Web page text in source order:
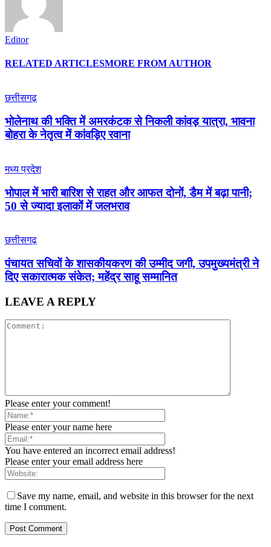
Editor
RELATED ARTICLESMORE FROM AUTHOR
छत्तीसगढ़
भोलेनाथ की भक्ति में अमरकंटक से निकली कांवड़ यात्रा, भावना
बोहरा के नेतृत्व में कांवड़िए रवाना
मध्य प्रदेश
भोपाल में भारी बारिश से राहत और आफत दोनों, डैम में बढ़ा पानी;
50 से ज्यादा इलाकों में जलभराव
छत्तीसगढ़
पंचायत सचिवों के शासकीयकरण की उम्मीद जगी, उपमुख्यमंत्री ने
दिए सकारात्मक संकेत; महेंद्र साहू सम्मानित
LEAVE A REPLY
Please enter your comment!
Please enter your name here
You have entered an incorrect email address!
Please enter your email address here
Save my name, email, and website in this browser for the next
time I comment.